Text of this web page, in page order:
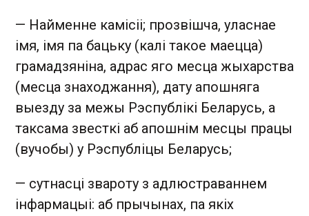
— Найменне камісіі; прозвішча, уласнае
імя, імя па бацьку (калі такое маецца)
грамадзяніна, адрас яго месца жыхарства
(месца знаходжання), дату апошняга
выезду за межы Рэспублікі Беларусь, а
таксама звесткі аб апошнім месцы працы
(вучобы) у Рэспубліцы Беларусь;
— сутнасці звароту з адлюстраваннем
інфармацыі: аб прычынах, па якіх